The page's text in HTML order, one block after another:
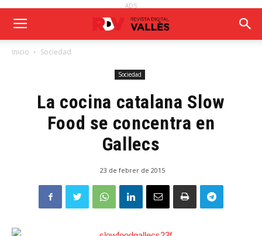
ADS
Inicio Sociedad
Sociedad
La cocina catalana Slow
Food se concentra en
Gallecs
23 de febrer de 2015